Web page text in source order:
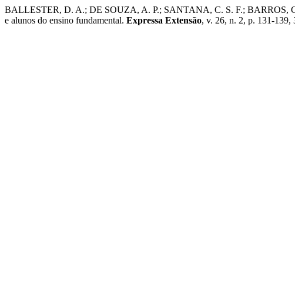
BALLESTER, D. A.; DE SOUZA, A. P.; SANTANA, C. S. F.; BARROS,
e alunos do ensino fundamental. Expressa Extensão, v. 26, n. 2, p. 131-139,